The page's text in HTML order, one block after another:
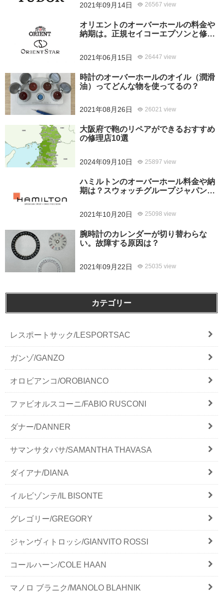
2021年09月14日 26567 view
オリエントのオーバーホールの料金や
納期は。正規セイコーエプソンと修理
2021年06月15日 26447 view
時計のオーバーホールのオイル（潤滑
油）ってどんな物を使ってるの？
2021年08月26日 26021 view
大阪府で鞄のリペアができるおすすめ
の修理店10選
2024年09月10日 25897 view
ハミルトンのオーバーホール料金や納
期は？スウォッチグループジャパンと
2021年10月20日 25098 view
腕時計のカレンダーが切り替わらな
い。故障する原因は？
2021年09月22日 25035 view
カテゴリー
レスポートサック/LESPORTSAC
ガンゾ/GANZO
オロビアンコ/OROBIANCO
ファビオルスコーニ/FABIO RUSCONI
ダナー/DANNER
サマンサタバサ/SAMANTHA THAVASA
ダイアナ/DIANA
イルビゾンテ/IL BISONTE
グレゴリー/GREGORY
ジャンヴィトロッシ/GIANVITO ROSSI
コールハーン/COLE HAAN
マノロ ブラニク/MANOLO BLAHNIK